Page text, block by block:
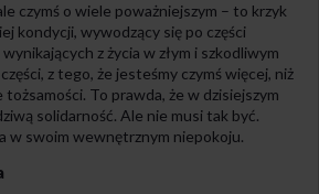
czymś o wiele poważniejszym – to krzyk
kondycji, wywodzący się po części
z życia w złym i szkodliwym
z tego, że jesteśmy czymś więcej, niż
To prawda, że w dzisiejszym
solidarność. Ale nie musi tak być.
w swoim wewnętrznym niepokoju.